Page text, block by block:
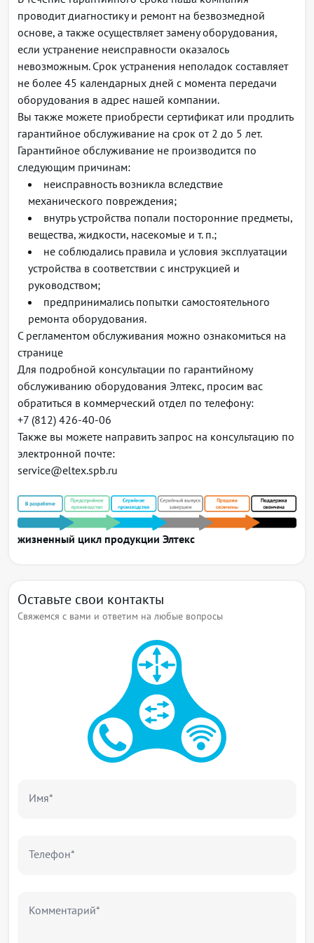
PPTP/PPPoE/L2TP/OpenVPN/IPsec XAUTH
Сервер Remote Access VPN
L2TP/PPTP/OpenVPN/IPsec XAUTH
Site-to-site VPN
IPSec: режимы "policy-based" и "route-based"
DMVPN
Алгоритмы шифрования DES, 3DES, AES, Blowfish,
Camelia
Аутентификация сообщений IKE MD5, SHA-1, SHA-
2
Туннелирование
IPoGRE, EoGRE
IPIP
L2TPv3
LT (inter VRF routing)
Функции L2
Коммутация пакетов (bridging)
Агрегация интерфейсов LAG/LACP (802.3ad)
Поддержка VLAN (802.1Q)
Логические интерфейсы
LLDP, LLDP MED
VLAN на основе MAC
Функции L3 (IPv4/IPv6)
Трансляция адресов NAT, Static NAT, ALG
Статические маршруты
Динамические протоколы маршрутизации RIPv2,
OSPFv2/v3, IS-IS, BGP
Фильтрация маршрутов (prefix list)
VRF
Policy Based Routing (PBR)
BFD для BGP, OSPF, статических маршрутов
BRAS (IPoE)3
Терминация пользователей
сессии, по сетевым приложениям
HTTP/HTTPS Proxy
Аккаунтинг сессий по протоколу Netflow
Взаимодействие с серверами ААА, PCRF
Управление полосой пропускания по офисам и
SSID, сессиям пользователей
Аутентификация пользователей по MAC- или IP-
Функции сетевой защиты
Система обнаружения и предотвращения
Взаимодействие с Eltex Distribution Manager для
Web-фильтрация по URL, по содержимому
приложениям
проводит диагностику и ремонт на безвозмедной
основе, а также осуществляет замену оборудования,
если устранение неисправности оказалось
невозможным. Срок устранения неполадок составляет
не более 45 календарных дней с момента передачи
оборудования в адрес нашей компании.
Вы также можете приобрести сертификат или продлить
гарантийное обслуживание на срок от 2 до 5 лет.
Гарантийное обслуживание не производится по
следующим причинам:
неисправность возникла вследствие
механического повреждения;
внутрь устройства попали посторонние предметы,
вещества, жидкости, насекомые и т. п.;
не соблюдались правила и условия эксплуатации
устройства в соответствии с инструкцией и
руководством;
предпринимались попытки самостоятельного
ремонта оборудования.
С регламентом обслуживания можно ознакомиться на
странице
Для подробной консультации по гарантийному
обслуживанию оборудования Элтекс, просим вас
обратиться в коммерческий отдел по телефону:
+7 (812) 426-40-06
Также вы можете направить запрос на консультацию по
электронной почте:
service@eltex.spb.ru
жизненный цикл продукции Элтекс
Оставьте свои контакты
Свяжемся с вами и ответим на любые вопросы
Имя*
Телефон*
Комментарий*